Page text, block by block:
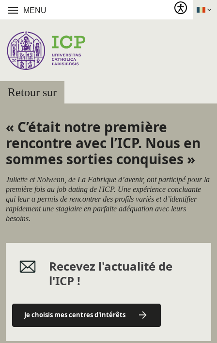
MENU
Retour sur
« C’était notre première
rencontre avec l’ICP. Nous en
sommes sorties conquises »
Juliette et Nolwenn, de La Fabrique d’avenir, ont participé pour la
première fois au job dating de l'ICP. Une expérience concluante
qui leur a permis de rencontrer des profils variés et d’identifier
rapidement une stagiaire en parfaite adéquation avec leurs
besoins.
Recevez l'actualité de
l'ICP !
Je choisis mes centres d'intérêts